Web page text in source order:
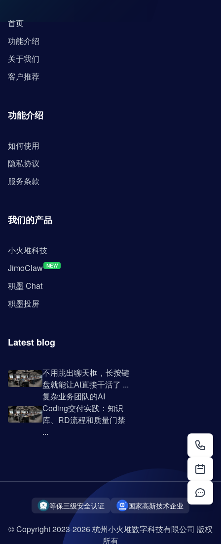
首页
功能介绍
关于我们
客户推荐
功能介绍
如何使用
隐私协议
服务条款
我们的产品
小火堆科技
JimoClaw NEW
积墨 Chat
积墨投屏
Latest blog
不用跳出聊天框，长按键
盘就能让AI直接干活了 ...
复杂业务团队的AI
Coding交付实践：知识
库、RD流程和质量门禁
...
等保三级安全认证 国家高新技术企业
© Copyright 2023-2026 杭州小火堆数字科技有限公司 版权
所有